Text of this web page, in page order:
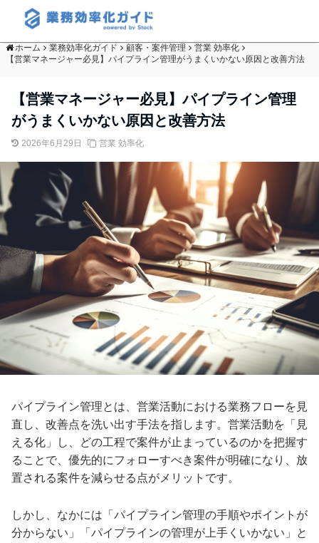
ホーム 業務効率化ガイド 顧客・案件管理
営業 効率化
【営業マネージャー必見】パイプライン管理がうまくいかない原因と改善方法
【営業マネージャー必見】パイプライン管理
がうまくいかない原因と改善方法
2026年6月29日 営業 効率化
パイプライン管理とは、営業活動における業務フローを見
直し、改善点を洗い出す手法を指します。営業活動を「見
える化」し、どの工程で案件が止まっているのかを把握す
ることで、優先的にフォローすべき案件が明確になり、放
置される案件を減らせる点がメリットです。
しかし、なかには「パイプライン管理の手順やポイントが
分からない」「パイプラインの管理が上手くいかない」と